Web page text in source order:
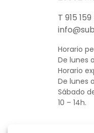
T 915
Horario
De lunes
Horario
De lunes
Sábado
10 – 14h.